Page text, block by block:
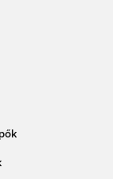
snapback sapkát,